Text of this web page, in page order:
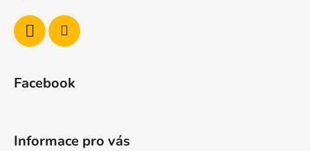
Facebook
Informace pro vás